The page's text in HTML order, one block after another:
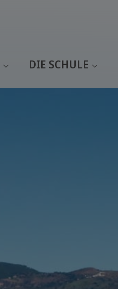
DIE SCHULE